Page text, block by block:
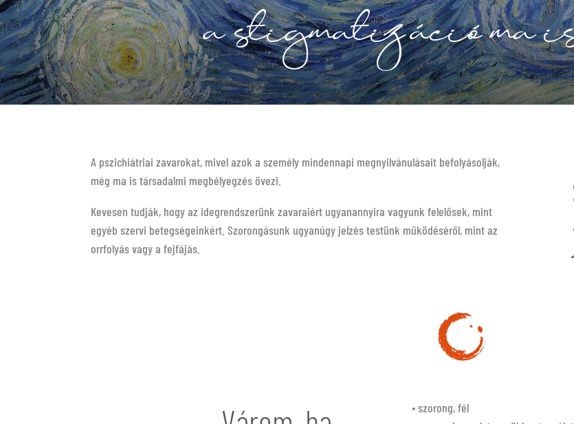
a stigmatizáció ma
A pszichiátriai zavarokat, mivel azok a személy mindennapi megnyilvánulásait befolyásolják,
még ma is társadalmi megbélyegzés övezi.
Kevesen tudják, hogy az idegrendszerünk zavaraiért ugyanannyira vagyunk felelősek, mint
egyéb szervi betegségeinkért. Szorongásunk ugyanúgy jelzés testünk működéséről, mint az
orrfolyás vagy a fejfájás.
• szorong, fél